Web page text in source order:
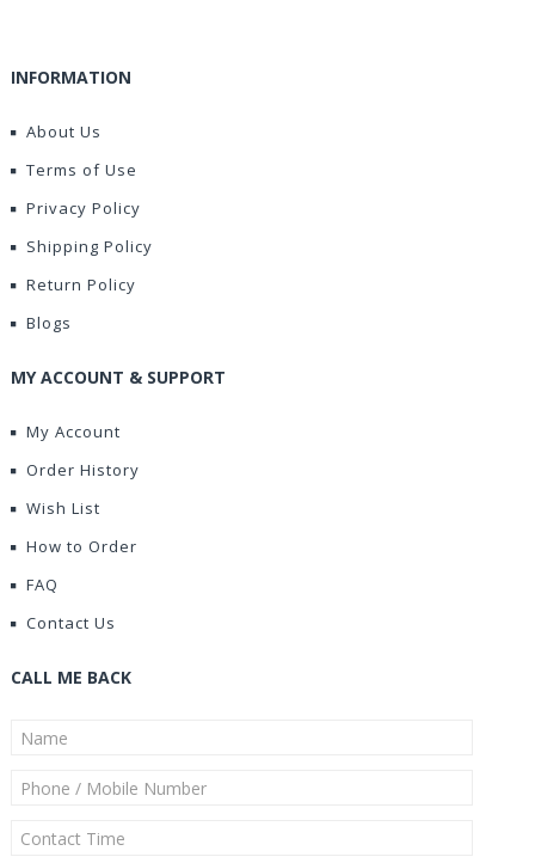
INFORMATION
About Us
Terms of Use
Privacy Policy
Shipping Policy
Return Policy
Blogs
MY ACCOUNT & SUPPORT
My Account
Order History
Wish List
How to Order
FAQ
Contact Us
CALL ME BACK